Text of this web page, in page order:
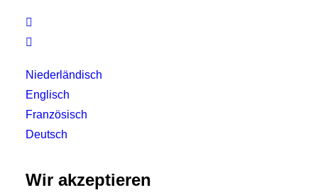


Niederländisch
Englisch
Französisch
Deutsch
Wir akzeptieren